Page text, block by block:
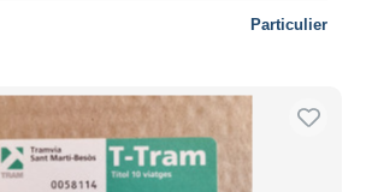
Particulier